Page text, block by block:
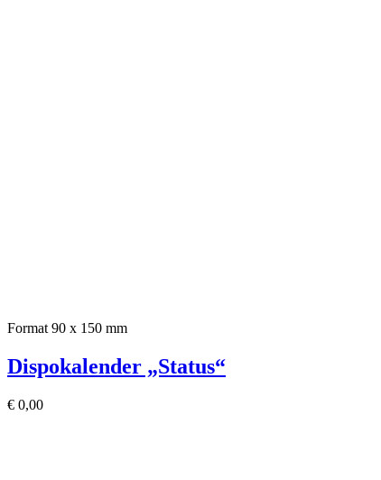
Format 90 x 150 mm
Dispokalender „Status“
€ 0,00